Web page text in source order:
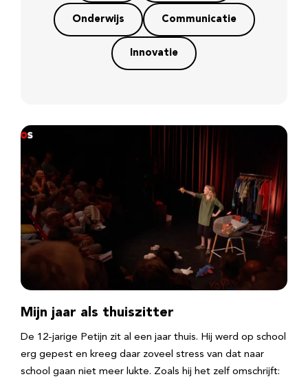
Onderwijs Communicatie
Innovatie
Mijn jaar als thuiszitter
De 12-jarige Petijn zit al een jaar thuis. Hij werd op school
erg gepest en kreeg daar zoveel stress van dat naar
school gaan niet meer lukte. Zoals hij het zelf omschrijft: